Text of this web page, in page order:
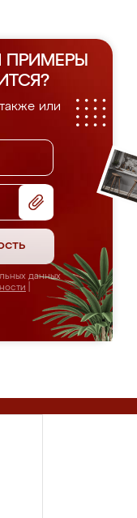
ПРИМЕРЫ
или
данных